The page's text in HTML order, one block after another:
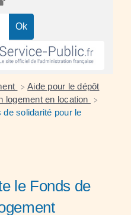
> Aide pour le dépôt
logement en location
>
de solidarité pour le
le Fonds de